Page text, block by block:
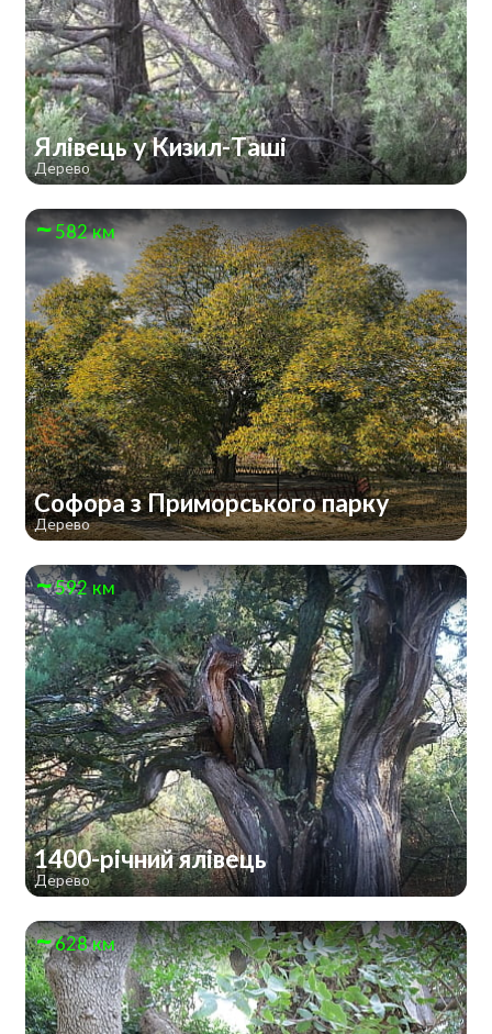
Ялівець у Кизил-Таші
Дерево
582 км
Софора з Приморського парку
Дерево
592 км
1400-річний ялівець
Дерево
628 км